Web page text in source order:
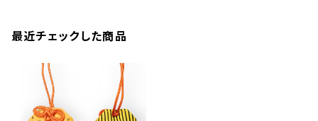
最近チェックした商品